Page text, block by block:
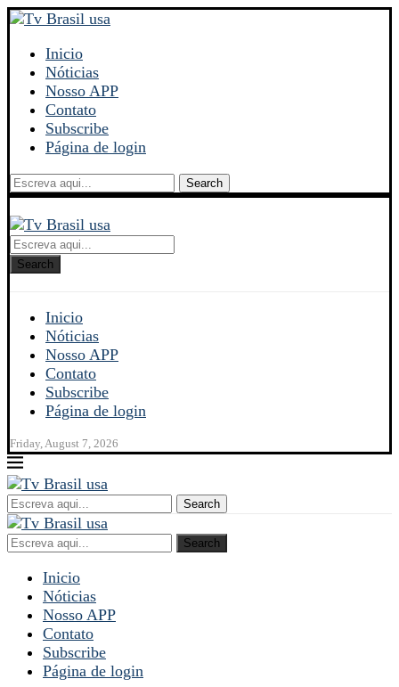
Inicio
Nóticias
Nosso APP
Contato
Subscribe
Página de login
Search
Search
Inicio
Nóticias
Nosso APP
Contato
Subscribe
Página de login
Friday, August 7, 2026
Search
Search
Inicio
Nóticias
Nosso APP
Contato
Subscribe
Página de login